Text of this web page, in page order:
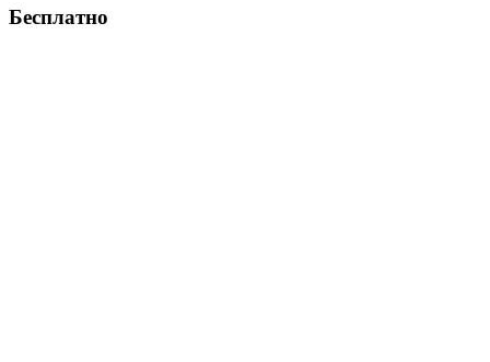
Бесплатно